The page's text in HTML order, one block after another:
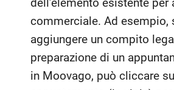
commerciale. Ad esempio,
aggiungere un compito
preparazione di un
in Moovago, può cliccare